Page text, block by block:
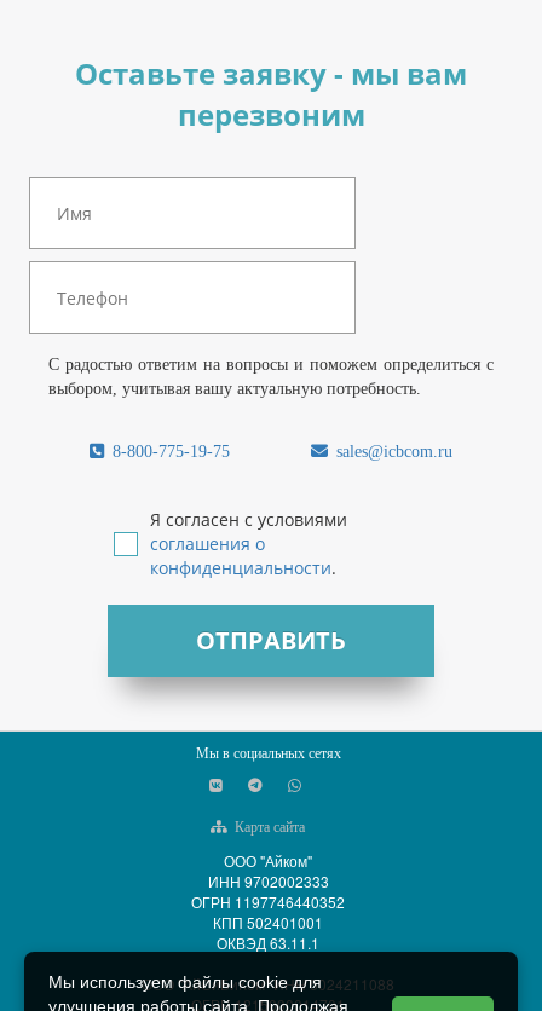
Оставьте заявку - мы вам
перезвоним
С радостью ответим на вопросы и поможем определиться с
выбором, учитывая вашу актуальную потребность.
8-800-775-19-75 sales@icbcom.ru
Я согласен с условиями
соглашения о
конфиденциальности.
ОТПРАВИТЬ
Мы в социальных сетях
Карта сайта
ООО "Айком"
ИНН 9702002333
ОГРН 1197746440352
КПП 502401001
ОКВЭД 63.11.1
ООО "АйСиБиКом" ИНН 5024211088
ОГРН 1215000014701
Мы используем файлы cookie для
улучшения работы сайта. Продолжая